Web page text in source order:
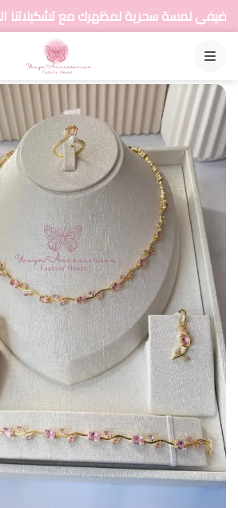
لمظهرك مع تشكيلاتنا المتنوعة من
القائمة